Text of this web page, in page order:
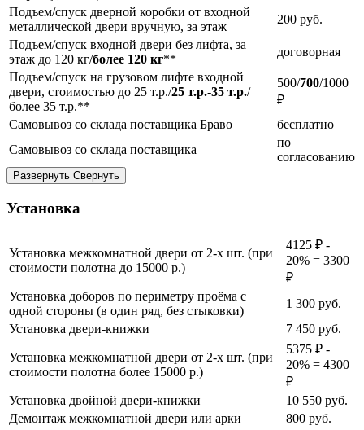
Подъем/спуск дверной коробки от входной
металлической двери вручную, за этаж
200 руб.
Подъем/спуск входной двери без лифта, за
этаж до 120 кг/более 120 кг**
договорная
Подъем/спуск на грузовом лифте входной
двери, стоимостью до 25 т.р./25 т.р.-35 т.р./
более 35 т.р.**
500/700/1000
₽
Самовывоз со склада поставщика Браво
бесплатно
Самовывоз со склада поставщика
по
согласованию
Развернуть Свернуть
Установка
Установка межкомнатной двери от 2-х шт. (при
стоимости полотна до 15000 р.)
4125 ₽ -
20% = 3300
₽
Установка доборов по периметру проёма с
одной стороны (в один ряд, без стыковки)
1 300 руб.
Установка двери-книжки
7 450 руб.
Установка межкомнатной двери от 2-х шт. (при
стоимости полотна более 15000 р.)
5375 ₽ -
20% = 4300
₽
Установка двойной двери-книжки
10 550 руб.
Демонтаж межкомнатной двери или арки
800 руб.